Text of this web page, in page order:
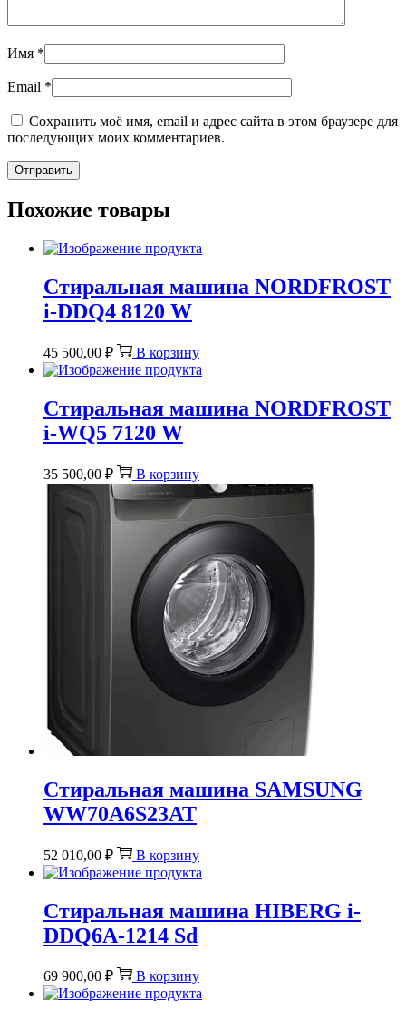
Имя *
Email *
Сохранить моё имя, email и адрес сайта в этом браузере для
последующих моих комментариев.
Похожие товары
Стиральная машина NORDFROST
i-DDQ4 8120 W
45 500,00 ₽ В корзину
Стиральная машина NORDFROST
i-WQ5 7120 W
35 500,00 ₽ В корзину
Стиральная машина SAMSUNG
WW70A6S23AT
52 010,00 ₽ В корзину
Стиральная машина HIBERG i-
DDQ6A-1214 Sd
69 900,00 ₽ В корзину